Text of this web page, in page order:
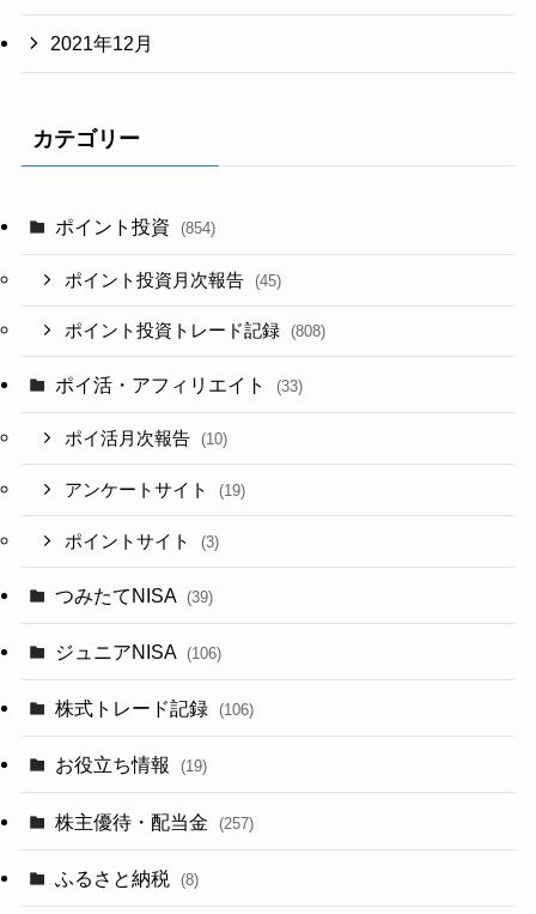
2021年12月
カテゴリー
ポイント投資 (854)
ポイント投資月次報告 (45)
ポイント投資トレード記録 (808)
ポイ活・アフィリエイト (33)
ポイ活月次報告 (10)
アンケートサイト (19)
ポイントサイト (3)
つみたてNISA (39)
ジュニアNISA (106)
株式トレード記録 (106)
お役立ち情報 (19)
株主優待・配当金 (257)
ふるさと納税 (8)